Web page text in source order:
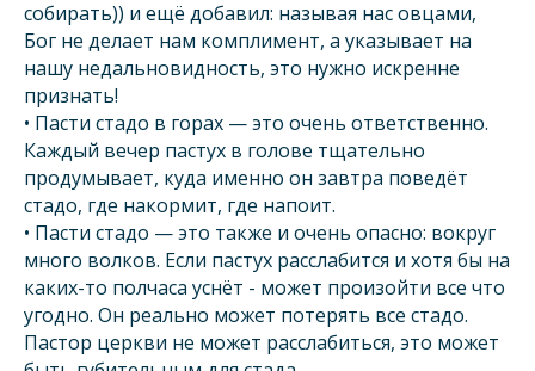
собирать)) и ещё добавил: называя нас овцами,
Бог не делает нам комплимент, а указывает на
нашу недальновидность, это нужно искренне
признать!
• Пасти стадо в горах — это очень ответственно.
Каждый вечер пастух в голове тщательно
продумывает, куда именно он завтра поведёт
стадо, где накормит, где напоит.
• Пасти стадо — это также и очень опасно: вокруг
много волков. Если пастух расслабится и хотя бы на
каких-то полчаса уснёт - может произойти все что
угодно. Он реально может потерять все стадо.
Пастор церкви не может расслабиться, это может